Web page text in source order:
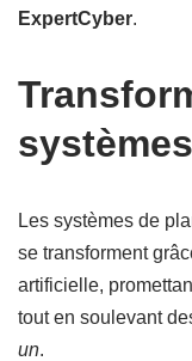
ExpertCyber.
Les systèmes de
se transforment
artificielle,
tout en soulevant
un.